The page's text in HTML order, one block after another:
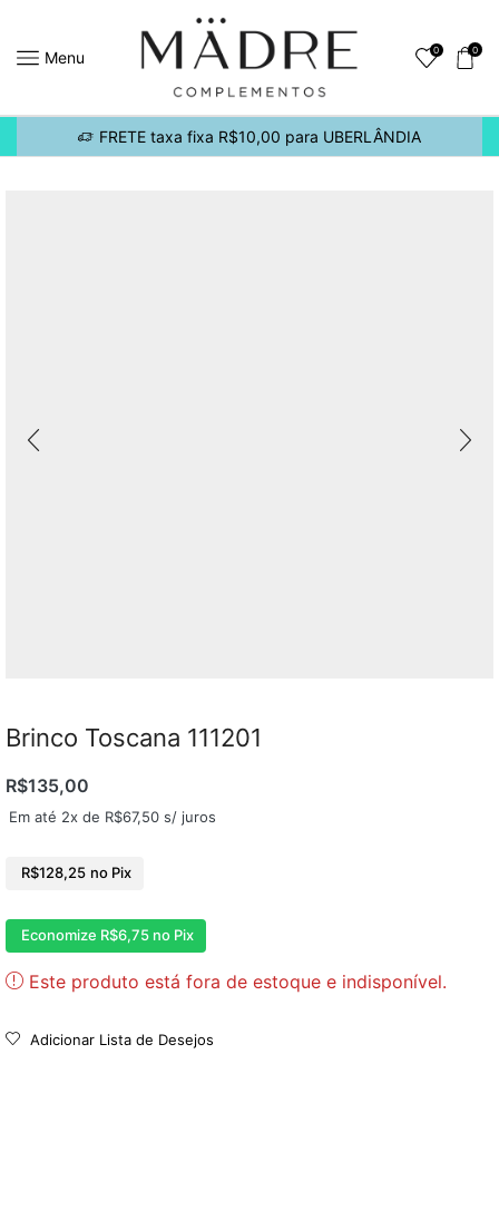
Menu 0 0
FRETE taxa fixa R$10,00 para UBERLÂNDIA
Brinco Toscana 111201
R$135,00
Em até 2x de R$67,50 s/ juros
R$128,25 no Pix
Economize R$6,75 no Pix
Este produto está fora de estoque e indisponível.
Adicionar Lista de Desejos